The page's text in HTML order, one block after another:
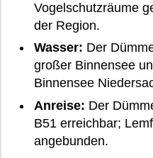
Vogelschutzräume
der Region.
Wasser: Der
großer Binnensee
Binnensee
Anreise: Der
B51 erreichbar;
angebunden.